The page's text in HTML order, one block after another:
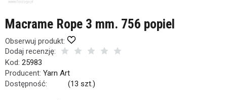
Macrame Rope 3 mm. 756 popiel
Obserwuj produkt:
Dodaj recenzję:
Kod: 25983
Producent: Yarn Art
Dostępność:
(13 szt.)